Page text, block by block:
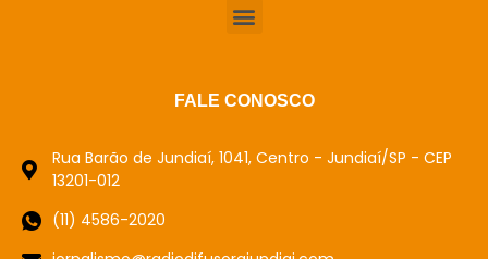
FALE CONOSCO
Rua Barão de Jundiaí, 1041, Centro - Jundiaí/SP - CEP
13201-012
(11) 4586-2020